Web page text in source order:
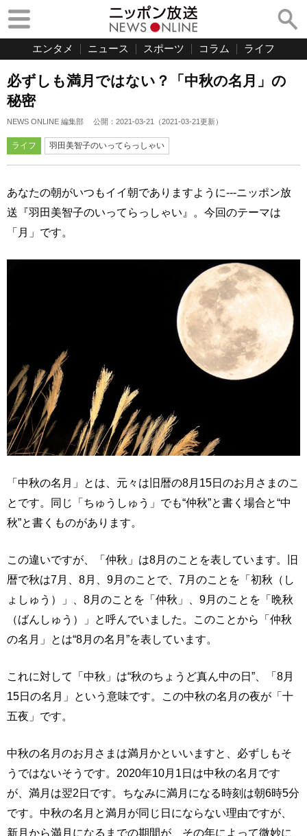
エンタメ ニュース スポーツ コラム ライフ
必ずしも満月ではない？「中秋の名月」の
秘密
NEWS ONLINE 編集部 公開： 2021-03-21 （2021-03-21更新）
ライフ 羽田美智子のいってらっしゃい
あなたの朝がいつもイイ朝でありますように---ニッポン放
送『羽田美智子のいってらっしゃい』。今回のテーマは
「月」です。
「中秋の名月」とは、元々は旧暦の8月15日のお月さまのこ
とです。同じ「ちゅうしゅう」でも“仲秋”と書く場合と“中
秋”と書くものがあります。
この違いですが、「仲秋」は8月のことを表しています。旧
暦で秋は7月、8月、9月のことで、7月のことを「初秋（し
ょしゅう）」、8月のことを「仲秋」、9月のことを「晩秋
（ばんしゅう）」と呼んでいました。このことから「仲秋
の名月」とは“8月の名月”を表しています。
これに対して「中秋」は“秋のちょうど真ん中の日”、「8月
15日の名月」という意味です。この中秋の名月の夜が「十
五夜」です。
中秋の名月のお月さまは満月かといいますと、必ずしもそ
うではないそうです。2020年10月1日は中秋の名月です
が、満月は翌2日です。ちなみに満月になる時刻は朝6時5分
です。中秋の名月と満月が同じ日にならない理由ですが、
新月から満月になるまでの期間が、その年によって微妙に